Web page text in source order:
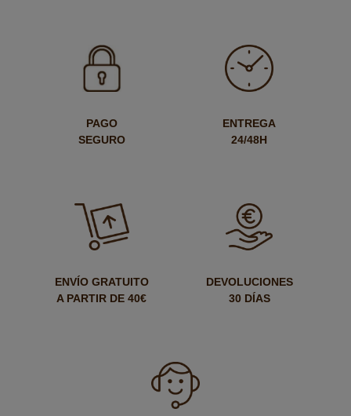
PAGO
SEGURO
ENTREGA
24/48H
ENVÍO GRATUITO
A PARTIR DE 40€
DEVOLUCIONES
30 DÍAS